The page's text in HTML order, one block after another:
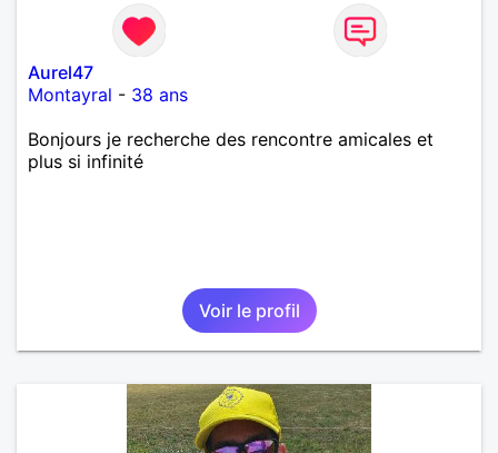
Aurel47
Montayral - 38 ans
Bonjours je recherche des rencontre amicales et
plus si infinité
Voir le profil